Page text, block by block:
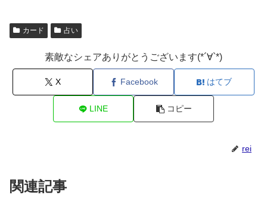
カード 占い
素敵なシェアありがとうございます(*´∀`*)
X Facebook はてブ
LINE コピー
rei
関連記事